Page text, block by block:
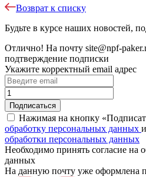
Возврат к списку
Будьте в курсе наших новостей,
Отлично! На почту site@npf-
подтверждение подписки
Укажите корректный email адрес
Нажимая на кнопку
обработку персональных данных
обработки персональных данных
Необходимо принять согласие на
данных
На данную почту уже оформлена